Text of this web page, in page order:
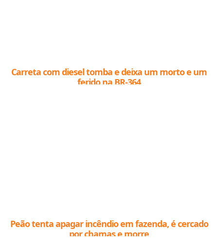
Carreta com diesel tomba e deixa um morto e um
ferido na BR-364
Peão tenta apagar incêndio em fazenda, é cercado
por chamas e morre